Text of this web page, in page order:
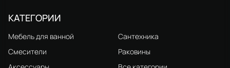
КАТЕГОРИИ
Мебель для ванной
Сантехника
Смесители
Раковины